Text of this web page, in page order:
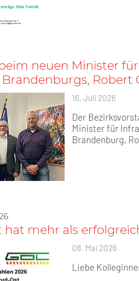
neuen Minister
Robert
16. Juli 2026
Der
Minister für
Brandenburg,
hat mehr als
08. Mai 2026
Liebe